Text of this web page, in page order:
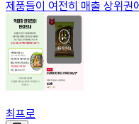
제품들이 여전히 매출 상위
최프로